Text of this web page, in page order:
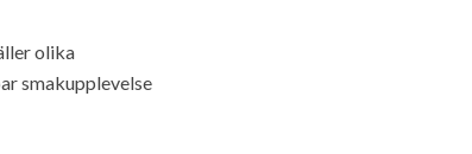
olika
smakupplevelse